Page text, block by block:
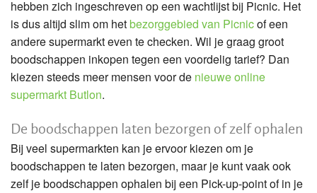
hebben zich ingeschreven op een wachtlijst bij Picnic. Het
is dus altijd slim om hetbezorggebied van Picnicof een
andere supermarkt even te checken. Wil je graag groot
boodschappen inkopen tegen een voordelig tarief? Dan
kiezen steeds meer mensen voor de nieuwe online
supermarkt Butlon.
De boodschappen laten bezorgen of zelf ophalen
Bij veel supermarkten kan je ervoor kiezen om je
boodschappen te laten bezorgen, maar je kunt vaak ook
zelf je boodschappen ophalen bij een Pick-up-point of in je